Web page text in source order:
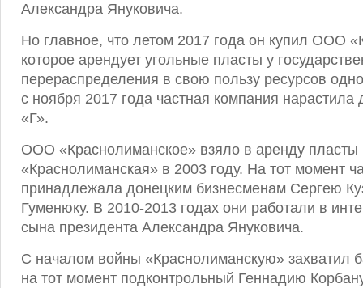
Александра Януковича.
Но главное, что летом 2017 года он купил ООО
которое арендует угольные пласты у
перераспределения в свою пользу ресурсов
с ноября 2017 года частная компания нарастила
«Г».
ООО «Краснолиманское» взяло в аренду
«Краснолиманская» в 2003 году. На тот момент
принадлежала донецким бизнесменам Сергею
Гуменюку. В 2010-2013 годах они работали в
сына президента Александра Януковича.
С началом войны «Краснолиманскую» захватил
на тот момент подконтрольный Геннадию